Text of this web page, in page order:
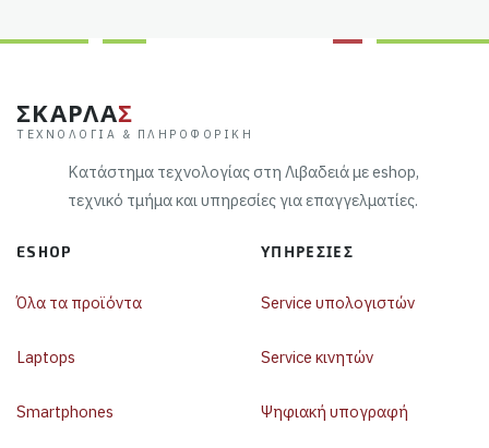
ΣΚΑΡΛΑΣ
ΤΕΧΝΟΛΟΓΊΑ & ΠΛΗΡΟΦΟΡΙΚΉ
Κατάστημα τεχνολογίας στη Λιβαδειά με eshop,
τεχνικό τμήμα και υπηρεσίες για επαγγελματίες.
ESHOP
Όλα τα προϊόντα
Laptops
Smartphones
ΥΠΗΡΕΣΊΕΣ
Service υπολογιστών
Service κινητών
Ψηφιακή υπογραφή